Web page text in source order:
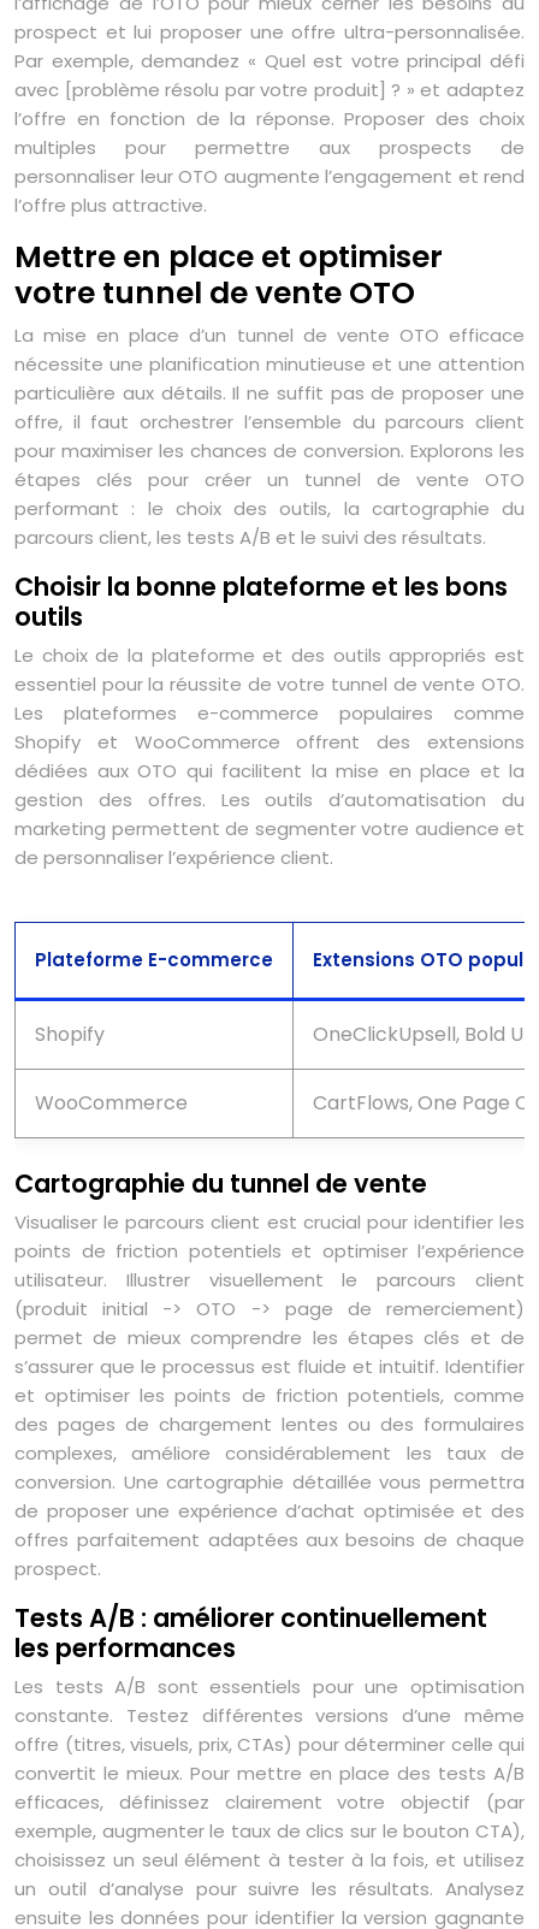
prospect et lui proposer une offre ultra-personnalisée.
Par exemple, demandez « Quel est votre principal défi
avec [problème résolu par votre produit] ? » et adaptez
l’offre en fonction de la réponse. Proposer des choix
multiples pour permettre aux prospects de
personnaliser leur OTO augmente l’engagement et rend
l’offre plus attractive.
Mettre en place et optimiser
votre tunnel de vente OTO
La mise en place d’un tunnel de vente OTO efficace
nécessite une planification minutieuse et une attention
particulière aux détails. Il ne suffit pas de proposer une
offre, il faut orchestrer l’ensemble du parcours client
pour maximiser les chances de conversion. Explorons les
étapes clés pour créer un tunnel de vente OTO
performant : le choix des outils, la cartographie du
parcours client, les tests A/B et le suivi des résultats.
Choisir la bonne plateforme et les bons
outils
Le choix de la plateforme et des outils appropriés est
essentiel pour la réussite de votre tunnel de vente OTO.
Les plateformes e-commerce populaires comme
Shopify et WooCommerce offrent des extensions
dédiées aux OTO qui facilitent la mise en place et la
gestion des offres. Les outils d’automatisation du
marketing permettent de segmenter votre audience et
de personnaliser l’expérience client.
Plateforme E-commerce Extensions OTO
Shopify OneClickUpsell, Bold
WooCommerce CartFlows, One Page
Cartographie du tunnel de vente
Visualiser le parcours client est crucial pour identifier les
points de friction potentiels et optimiser l’expérience
utilisateur. Illustrer visuellement le parcours client
(produit initial -> OTO -> page de remerciement)
permet de mieux comprendre les étapes clés et de
s’assurer que le processus est fluide et intuitif. Identifier
et optimiser les points de friction potentiels, comme
des pages de chargement lentes ou des formulaires
complexes, améliore considérablement les taux de
conversion. Une cartographie détaillée vous permettra
de proposer une expérience d’achat optimisée et des
offres parfaitement adaptées aux besoins de chaque
prospect.
Tests A/B : améliorer continuellement
les performances
Les tests A/B sont essentiels pour une optimisation
constante. Testez différentes versions d’une même
offre (titres, visuels, prix, CTAs) pour déterminer celle qui
convertit le mieux. Pour mettre en place des tests A/B
efficaces, définissez clairement votre objectif (par
exemple, augmenter le taux de clics sur le bouton CTA),
choisissez un seul élément à tester à la fois, et utilisez
un outil d’analyse pour suivre les résultats. Analysez
ensuite les données pour identifier la version gagnante